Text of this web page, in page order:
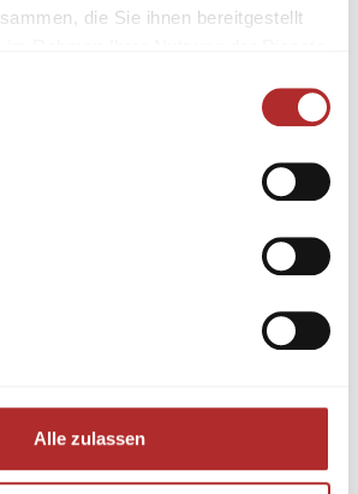
die Sie ihnen bereitgestellt
Alle zulassen